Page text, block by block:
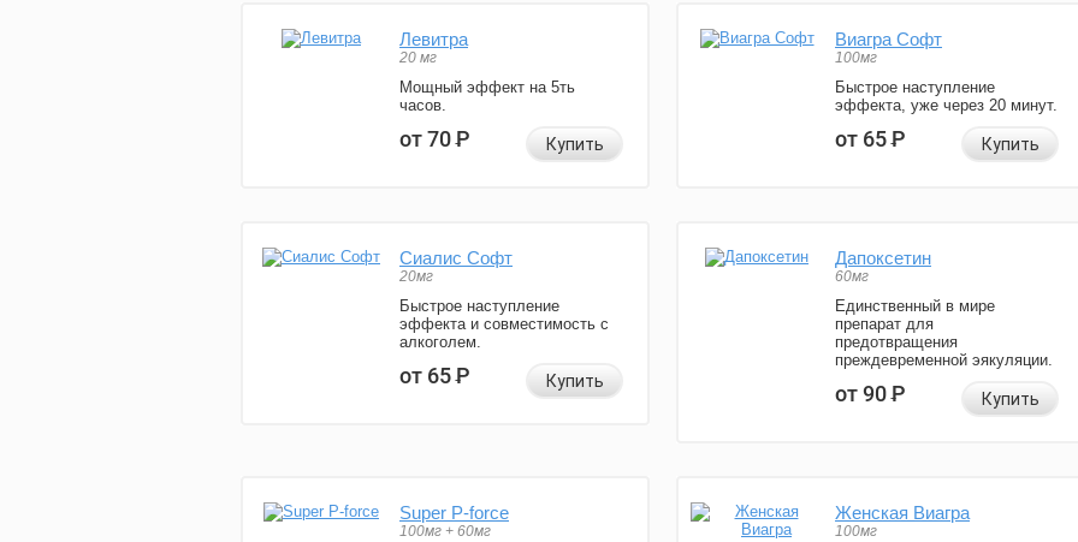
Левитра
20 мг
Мощный эффект на 5ть
часов.
от 70Р Купить
Виагра Софт
100мг
Быстрое наступление
эффекта, уже через 20 минут.
от 65Р Купить
Сиалис Софт
20мг
Быстрое наступление
эффекта и совместимость с
алкоголем.
от 65Р Купить
Дапоксетин
60мг
Единственный в мире
препарат для
предотвращения
преждевременной эякуляции.
от 90Р Купить
Super P-force
100мг + 60мг
Женская Виагра
100мг